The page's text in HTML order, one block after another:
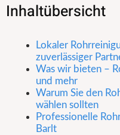
Inhaltübersicht
Lokaler
zuverlässiger
Was wir bieten –
und mehr
Warum Sie den
wählen sollten
Professionelle
Barlt